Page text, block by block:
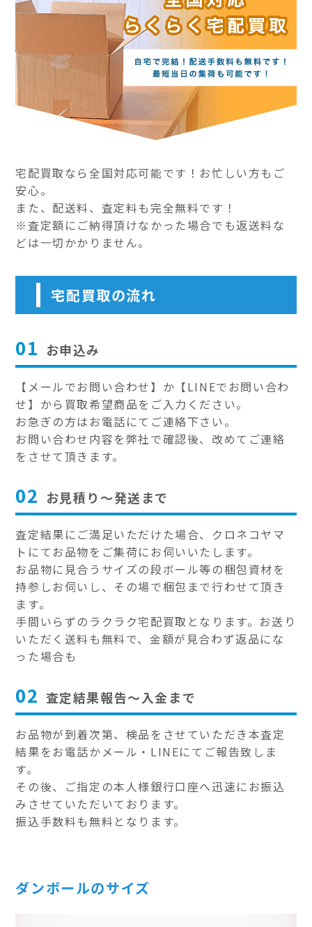
宅配買取なら全国対応可能です！お忙しい方もご
安心。
また、配送料、査定料も完全無料です！
※査定額にご納得頂けなかった場合でも返送料な
どは一切かかりません。
宅配買取の流れ
01 お申込み
【メールでお問い合わせ】か【LINEでお問い合わ
せ】から買取希望商品をご入力ください。
お急ぎの方はお電話にてご連絡下さい。
お問い合わせ内容を弊社で確認後、改めてご連絡
をさせて頂きます。
02 お見積り～発送まで
査定結果にご満足いただけた場合、クロネコヤマ
トにてお品物をご集荷にお伺いいたします。
お品物に見合うサイズの段ボール等の梱包資材を
持参しお伺いし、その場で梱包まで行わせて頂き
ます。
手間いらずのラクラク宅配買取となります。お送り
いただく送料も無料で、金額が見合わず返品にな
った場合も
02 査定結果報告～入金まで
お品物が到着次第、検品をさせていただき本査定
結果をお電話かメール・LINEにてご報告致しま
す。
その後、ご指定の本人様銀行口座へ迅速にお振込
みさせていただいております。
振込手数料も無料となります。
ダンボールのサイズ